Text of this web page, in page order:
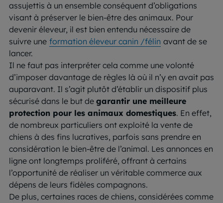
assujettis à un ensemble conséquent d’obligations
visant à préserver le bien-être des animaux. Pour
devenir éleveur, il est bien entendu nécessaire de
suivre une formation éleveur canin /félin avant de se
lancer.
Il ne faut pas interpréter cela comme une volonté
d’imposer davantage de règles là où il n’y en avait pas
auparavant. Il s’agit plutôt d’établir un dispositif plus
sécurisé dans le but de garantir une meilleure
protection pour les animaux domestiques. En effet,
de nombreux particuliers ont exploité la vente de
chiens à des fins lucratives, parfois sans prendre en
considération le bien-être de l’animal. Les annonces en
ligne ont longtemps proliféré, offrant à certains
l’opportunité de réaliser un véritable commerce aux
dépens de leurs fidèles compagnons.
De plus, certaines races de chiens, considérées comme